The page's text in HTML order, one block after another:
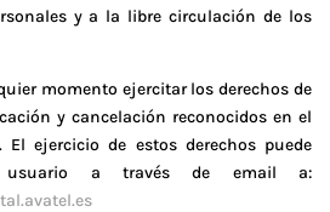
y a la libre circulación de los
momento ejercitar los derechos de
y cancelación reconocidos en el
El ejercicio de estos derechos puede
usuario a través de email a: